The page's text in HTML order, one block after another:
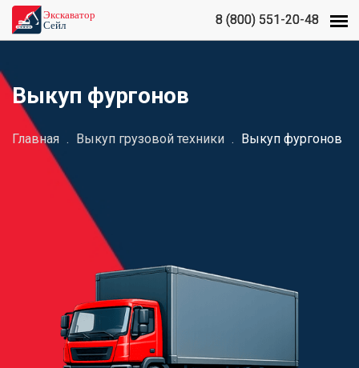
8 (800) 551-20-48
8 (800) 551-20-48
Выкуп фургонов
Главная . Выкуп грузовой техники . Выкуп фургонов